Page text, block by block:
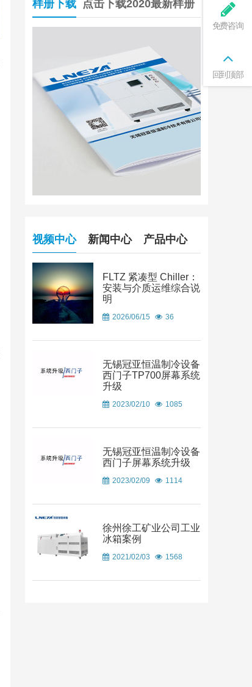
样册下载 点击下载2020最新样册
视频中心 新闻中心 产品中心
FLTZ 紧凑型 Chiller：
安装与介质运维综合说
明
2026/06/15 36
无锡冠亚恒温制冷设备
西门子TP700屏幕系统
升级
2023/02/10 1085
无锡冠亚恒温制冷设备
西门子屏幕系统升级
2023/02/09 1114
徐州徐工矿业公司工业
冰箱案例
2021/02/03 1568
免费咨询
回到顶部